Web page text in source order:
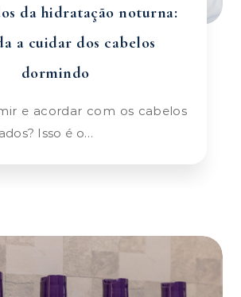
da hidratação noturna:
a cuidar dos cabelos
dormindo
Isso é o…